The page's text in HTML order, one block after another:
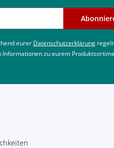
eurer Datenschutzerklärung
zu eurem